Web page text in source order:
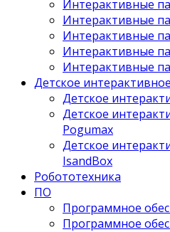
Интерактивные
Интерактивные
Интерактивные
Интерактивные
Интерактивные
Детское
Детское
Детское
Pogumax
Детское
IsandBox
Робототехника
ПО
Программное
Программное